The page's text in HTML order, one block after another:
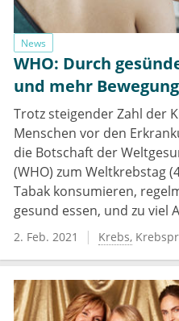
News
WHO: Durch
und mehr
Trotz steigender Zahl der
Menschen vor den
die Botschaft der
(WHO) zum Weltkrebstag
Tabak konsumieren,
gesund essen, und zu viel
2. Feb. 2021 Krebs